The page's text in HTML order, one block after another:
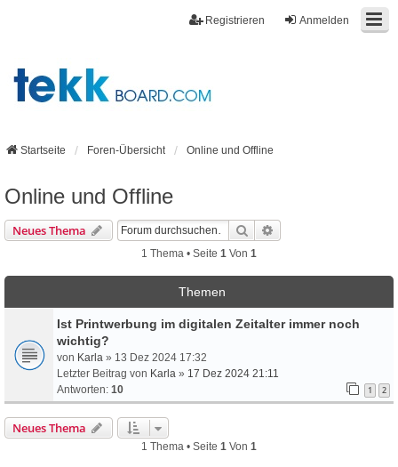
Anmelden
Registrieren
Startseite Foren-Übersicht Online und Offline
Online und Offline
Neues Thema Suche
1 Thema • Seite 1 Von 1
Themen
Ist Printwerbung im digitalen Zeitalter immer noch
wichtig?
von Karla » 13 Dez 2024 17:32
Letzter Beitrag von Karla » 17 Dez 2024 21:11
Antworten: 10 1 2
Neues Thema
1 Thema • Seite 1 Von 1